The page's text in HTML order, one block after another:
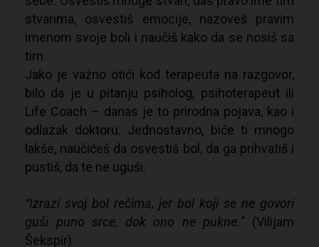
stvarima, osvestiš emocije, nazoveš pravim
imenom svoje boli i naučiš kako da se nosiš sa
tim.
Jako je važno otići kod terapeuta na razgovor,
bilo da je u pitanju psiholog, psihoterapeut ili
Life Coach – danas je to prirodna pojava, kao i
odlazak doktoru. Jednostavno, biće ti mnogo
lakše, naučićeš da osvestiš bol, da ga prihvatiš i
pustiš, da te ne uguši.
“Izrazi svoj bol rečima, jer bol koji se ne govori
guši puno srce, dok ono ne pukne.”(Vilijam
Šekspir)